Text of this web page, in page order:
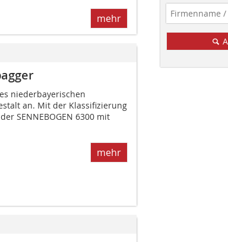
mehr
niederbayerischen
an. Mit der Klassifizierung
SENNEBOGEN 6300 mit
mehr